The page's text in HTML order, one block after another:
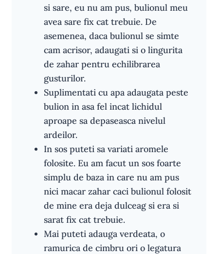
si sare, eu nu am pus, bulionul meu
avea sare fix cat trebuie. De
asemenea, daca bulionul se simte
cam acrisor, adaugati si o lingurita
de zahar pentru echilibrarea
gusturilor.
Suplimentati cu apa adaugata peste
bulion in asa fel incat lichidul
aproape sa depaseasca nivelul
ardeilor.
In sos puteti sa variati aromele
folosite. Eu am facut un sos foarte
simplu de baza in care nu am pus
nici macar zahar caci bulionul folosit
de mine era deja dulceag si era si
sarat fix cat trebuie.
Mai puteti adauga verdeata, o
ramurica de cimbru ori o legatura